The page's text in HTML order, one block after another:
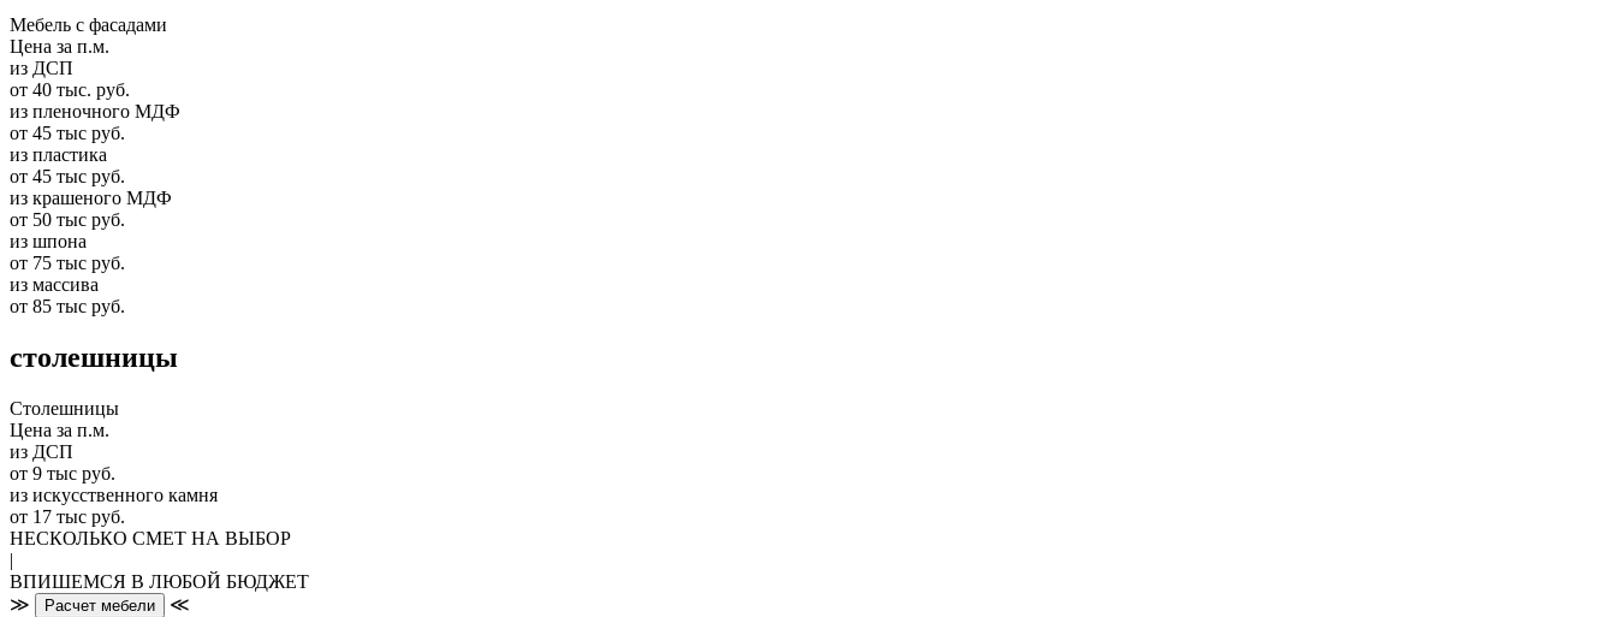
Мебель с фасадами
Цена за п.м.
из ДСП
от 40 тыс. руб.
из пленочного МДФ
от 45 тыс руб.
из пластика
от 45 тыс руб.
из крашеного МДФ
от 50 тыс руб.
из шпона
от 75 тыс руб.
из массива
от 85 тыс руб.
столешницы
Столешницы
Цена за п.м.
из ДСП
от 9 тыс руб.
из искусственного камня
от 17 тыс руб.
НЕСКОЛЬКО СМЕТ НА ВЫБОР
|
ВПИШЕМСЯ В ЛЮБОЙ БЮДЖЕТ
≫
Расчет мебели ≪